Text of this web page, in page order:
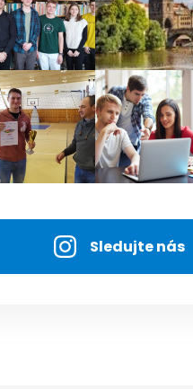
Sledujte nás